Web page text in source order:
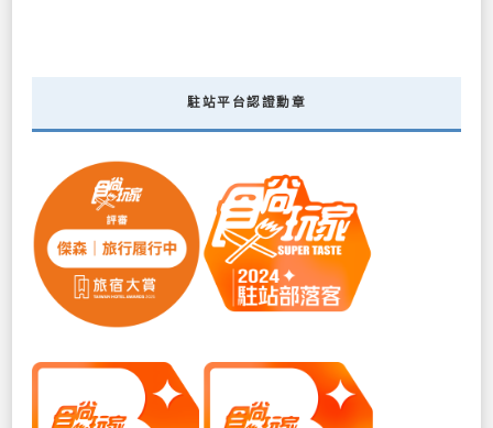
駐站平台認證勳章